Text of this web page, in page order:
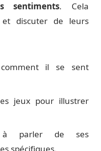
sentiments. Cela
discuter de leurs
il se sent
jeux pour illustrer
à parler de ses